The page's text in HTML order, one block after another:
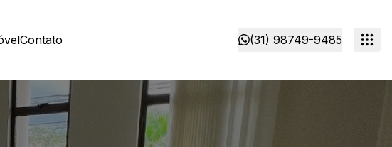
Contato (31) 98749-9485